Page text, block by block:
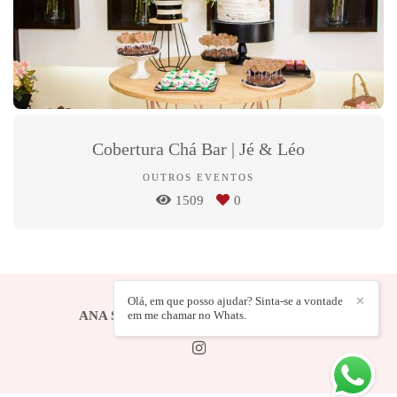
Cobertura Chá Bar | Jé & Léo
OUTROS EVENTOS
1509 0
ANA SAITO FOTOGRAFIA
✕
Olá, em que posso ajudar? Sinta-se a vontade
em me chamar no Whats.